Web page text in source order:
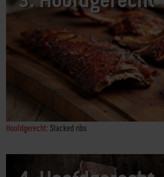
3. Hoofdgerecht